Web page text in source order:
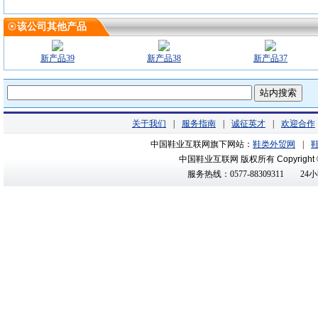
该公司其他产品
新产品39 新产品38 新产品37
关于我们 服务指南 诚征英才 欢迎合作
中国鞋业互联网旗下网站： 鞋类外贸网
中国鞋业互联网 版权所有 Copyright
服务热线：0577-88309311
24